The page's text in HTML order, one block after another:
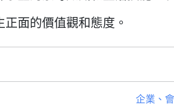
面的價值觀和態度。
企業、